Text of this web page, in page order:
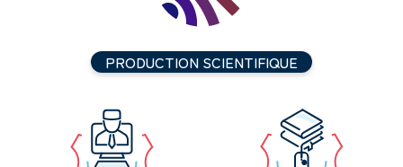
PRODUCTION SCIENTIFIQUE